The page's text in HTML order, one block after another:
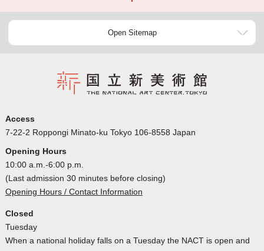
Open Sitemap
Access
7-22-2 Roppongi Minato-ku Tokyo 106-8558 Japan
Opening Hours
10:00 a.m.-6:00 p.m.
(Last admission 30 minutes before closing)
Opening Hours / Contact Information
Closed
Tuesday
When a national holiday falls on a Tuesday the NACT is open and